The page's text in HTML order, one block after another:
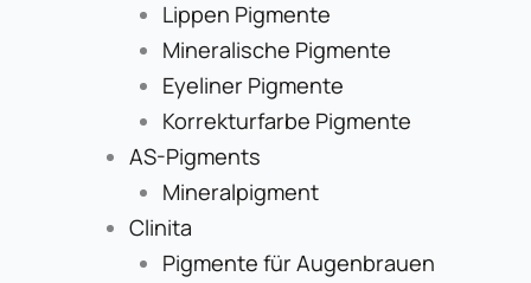
Lippen Pigmente
Mineralische Pigmente
Eyeliner Pigmente
Korrekturfarbe Pigmente
AS-Pigments
Mineralpigment
Clinita
Pigmente für Augenbrauen